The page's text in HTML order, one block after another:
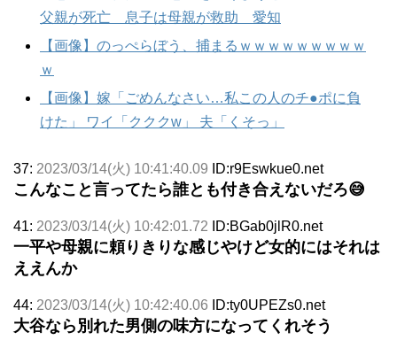
父親が死亡 息子は母親が救助 愛知
【画像】のっぺらぼう、捕まるｗｗｗｗｗｗｗｗｗ
ｗ
【画像】嫁「ごめんなさい…私この人のチ●ポに負
けた」 ワイ「クククw」 夫「くそっ」
37: 2023/03/14(火) 10:41:40.09 ID:r9Eswkue0.net
こんなこと言ってたら誰とも付き合えないだろ😅
41: 2023/03/14(火) 10:42:01.72 ID:BGab0jlR0.net
一平や母親に頼りきりな感じやけど女的にはそれは
ええんか
44: 2023/03/14(火) 10:42:40.06 ID:ty0UPEZs0.net
大谷なら別れた男側の味方になってくれそう